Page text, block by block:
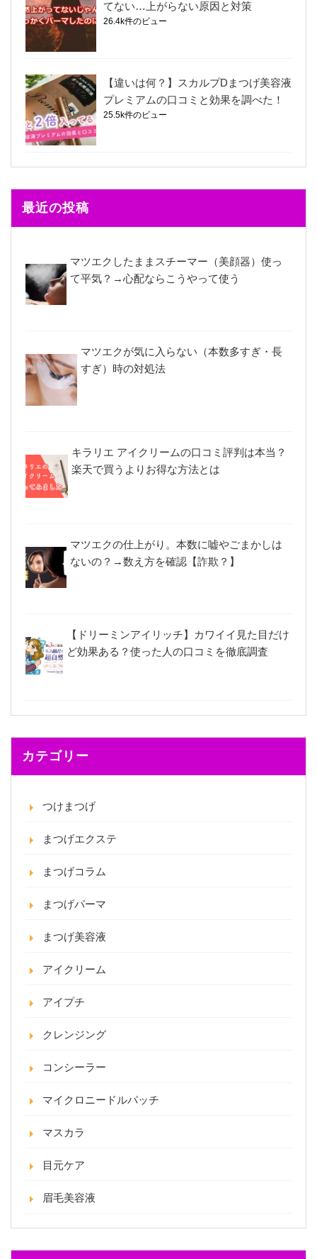
てない…上がらない原因と対策
26.4k件のビュー
【違いは何？】スカルプDまつげ美容液
プレミアムの口コミと効果を調べた！
25.5k件のビュー
最近の投稿
マツエクしたままスチーマー（美顔器）使っ
て平気？→心配ならこうやって使う
マツエクが気に入らない（本数多すぎ・長
すぎ）時の対処法
キラリエ アイクリームの口コミ評判は本当？
楽天で買うよりお得な方法とは
マツエクの仕上がり。本数に嘘やごまかしは
ないの？→数え方を確認【詐欺？】
【ドリーミンアイリッチ】カワイイ見た目だけ
ど効果ある？使った人の口コミを徹底調査
カテゴリー
つけまつげ
まつげエクステ
まつげコラム
まつげパーマ
まつげ美容液
アイクリーム
アイプチ
クレンジング
コンシーラー
マイクロニードルパッチ
マスカラ
目元ケア
眉毛美容液